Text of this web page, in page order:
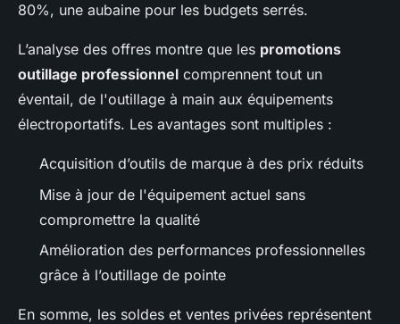
80%, une aubaine pour les budgets serrés.
L’analyse des offres montre que les promotions
outillage professionnel comprennent tout un
éventail, de l'outillage à main aux équipements
électroportatifs. Les avantages sont multiples :
Acquisition d’outils de marque à des prix réduits
Mise à jour de l'équipement actuel sans
compromettre la qualité
Amélioration des performances professionnelles
grâce à l’outillage de pointe
En somme, les soldes et ventes privées représentent